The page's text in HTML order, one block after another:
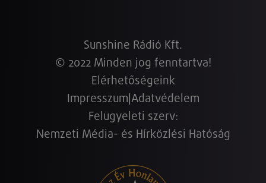
Sunshine Rádió Kft.
© 2022 Minden jog fenntartva!
Elérhetőségeink
Impresszum Adatvédelem
Felügyeleti szerv:
Nemzeti Média- és Hírközlési Hatóság